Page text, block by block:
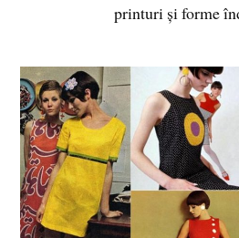
printuri și forme